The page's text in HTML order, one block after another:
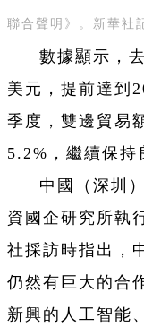
聯合聲明》。新華社
數據顯示，
美元，提前達到
季度，雙邊貿易
5.2%，繼續保持
中國（深圳
資國企研究所執
社採訪時指出，
仍然有巨大的合
新興的人工智能